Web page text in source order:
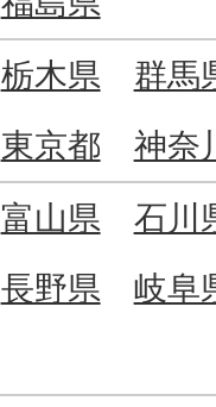
栃木県
群馬
東京都 神奈
富山県
石川
長野県
岐阜